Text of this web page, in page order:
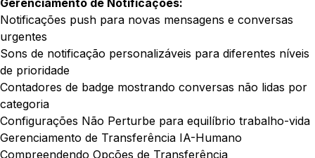
Gerenciamento de Notificações:
Notificações push para novas mensagens e conversas
urgentes
Sons de notificação personalizáveis para diferentes níveis
de prioridade
Contadores de badge mostrando conversas não lidas por
categoria
Configurações Não Perturbe para equilíbrio trabalho-vida
Gerenciamento de Transferência IA-Humano
Compreendendo Opções de Transferência